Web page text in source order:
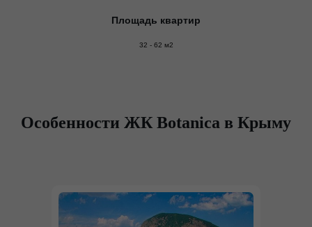
Площадь квартир
32 - 62 м2
Особенности ЖК Botanica в Крыму